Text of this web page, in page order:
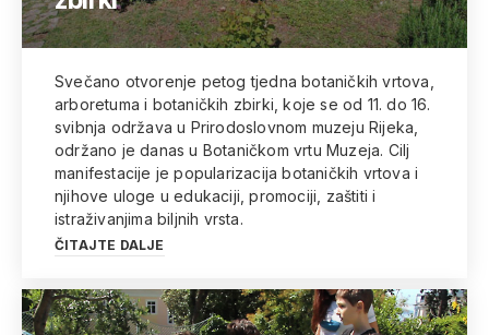
Svečano otvorenje petog tjedna botaničkih vrtova,
arboretuma i botaničkih zbirki, koje se od 11. do 16.
svibnja održava u Prirodoslovnom muzeju Rijeka,
održano je danas u Botaničkom vrtu Muzeja. Cilj
manifestacije je popularizacija botaničkih vrtova i
njihove uloge u edukaciji, promociji, zaštiti i
istraživanjima biljnih vrsta.
ČITAJTE DALJE